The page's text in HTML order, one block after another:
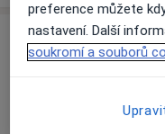
Adresa
Strakonice
preference můžete
nastavení. Další
soukromí a souborů